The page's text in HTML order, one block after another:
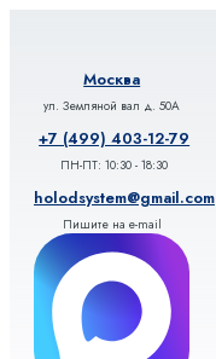
Москва
ул. Земляной вал д. 50А
+7 (499) 403-12-79
ПН-ПТ: 10:30 - 18:30
holodsystem@gmail.com
Пишите на e-mail